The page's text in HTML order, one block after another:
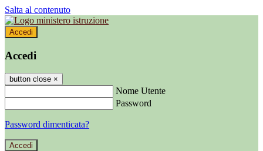
Salta al contenuto
Accedi
Accedi
button close ×
Nome Utente
Password
Password dimenticata?